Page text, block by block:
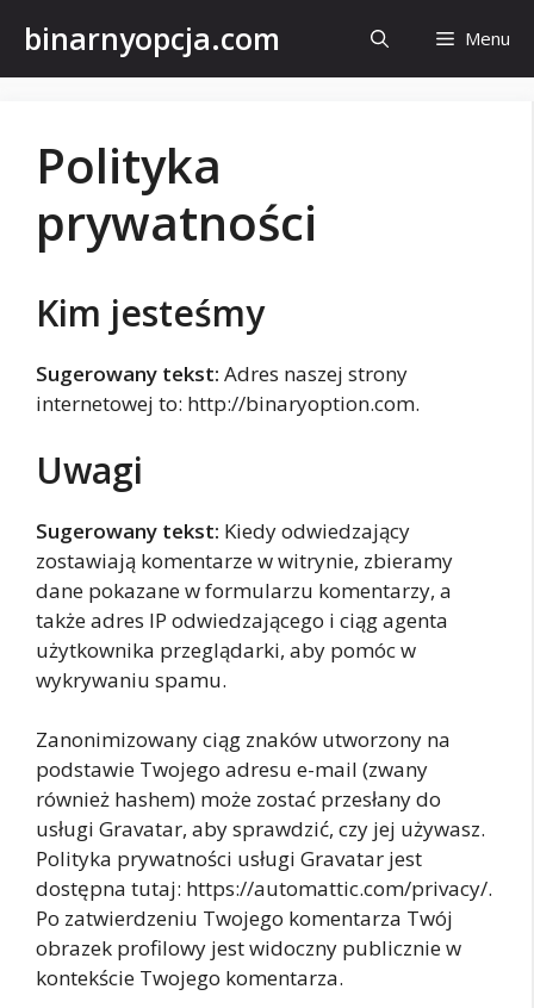
treści
binarnyopcja.com Menu
Polityka
prywatności
Kim jesteśmy
Sugerowany tekst: Adres naszej strony
internetowej to: http://binaryoption.com.
Uwagi
Sugerowany tekst: Kiedy odwiedzający
zostawiają komentarze w witrynie, zbieramy
dane pokazane w formularzu komentarzy, a
także adres IP odwiedzającego i ciąg agenta
użytkownika przeglądarki, aby pomóc w
wykrywaniu spamu.
Zanonimizowany ciąg znaków utworzony na
podstawie Twojego adresu e-mail (zwany
również hashem) może zostać przesłany do
usługi Gravatar, aby sprawdzić, czy jej używasz.
Polityka prywatności usługi Gravatar jest
dostępna tutaj: https://automattic.com/privacy/.
Po zatwierdzeniu Twojego komentarza Twój
obrazek profilowy jest widoczny publicznie w
kontekście Twojego komentarza.